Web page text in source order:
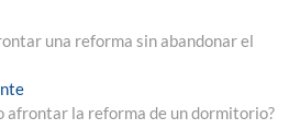
una reforma sin abandonar el
Entrada
siguiente:
afrontar la reforma de un dormitorio?